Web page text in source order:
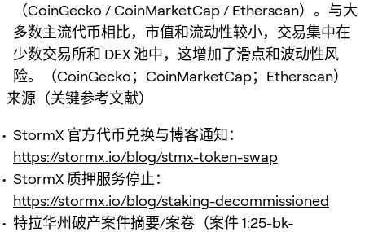
（CoinGecko / CoinMarketCap / Etherscan）。与大
多数主流代币相比，市值和流动性较小，交易集中在
少数交易所和 DEX 池中，这增加了滑点和波动性风
险。（CoinGecko；CoinMarketCap；Etherscan）
来源（关键参考文献）
StormX 官方代币兑换与博客通知：
https://stormx.io/blog/stmx-token-swap
StormX 质押服务停止：
https://stormx.io/blog/staking-decommissioned
特拉华州破产案件摘要/案卷（案件 1:25-bk-